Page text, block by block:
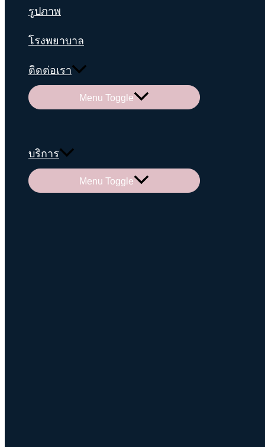
รูปภาพ
โรงพยาบาล
ติดต่อเรา
Menu Toggle
บริการ
Menu Toggle